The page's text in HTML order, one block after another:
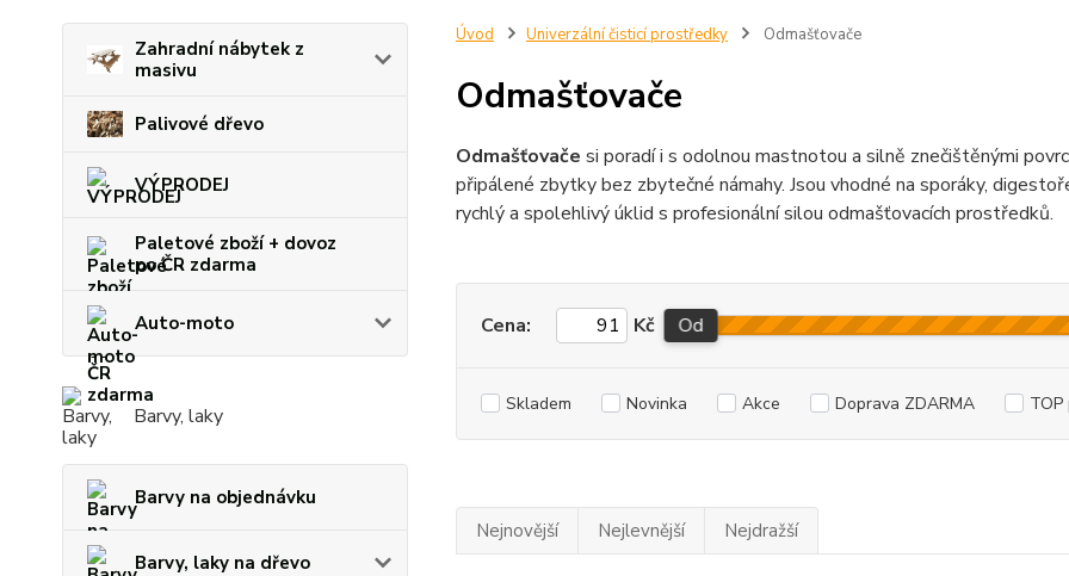
Zahradní nábytek z
masivu
Palivové dřevo
VÝPRODEJ
Paletové zboží + dovoz
po ČR zdarma
Auto-moto
Barvy, laky
Barvy na objednávku
Barvy, laky na dřevo
Úvod Univerzální čisticí prostředky Odmašťovače
Odmašťovače
Odmašťovače si poradí i s odolnou mastnotou a silně znečištěnými
připálené zbytky bez zbytečné námahy. Jsou vhodné na sporáky,
rychlý a spolehlivý úklid s profesionální silou odmašťovacích prostředků.
Cena: Kč Od
Skladem Novinka Akce Doprava ZDARMA
Nejnovější Nejlevnější Nejdražší